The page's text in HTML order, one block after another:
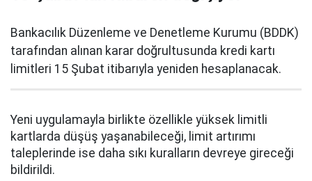
Bankacılık Düzenleme ve Denetleme Kurumu (BDDK)
tarafından alınan karar doğrultusunda kredi kartı
limitleri 15 Şubat itibarıyla yeniden hesaplanacak.
Yeni uygulamayla birlikte özellikle yüksek limitli
kartlarda düşüş yaşanabileceği, limit artırımı
taleplerinde ise daha sıkı kuralların devreye gireceği
bildirildi.